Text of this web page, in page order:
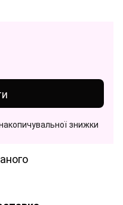
знижки